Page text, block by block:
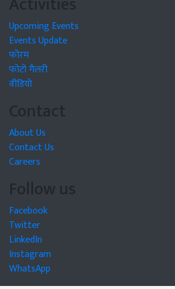
Upcoming Events
Events Update
फोरम
फोटो गैलरी
वीडियो
Contact
About Us
Contact Us
Careers
Follow us
Facebook
Twitter
LinkedIn
Instagram
WhatsApp